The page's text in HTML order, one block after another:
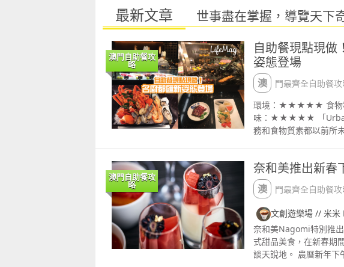
最新文章 世事盡在掌握，導覽天下
澳門自助餐攻
略
自助餐現點現
姿態登場
澳門最齊全自助餐
環境：★★★★★ 食
味：★★★★★ 「Urban
務和食物質素都以前所
片皮鴨、黑松露卡邦尼
廚即場炮製！另外，基
的容器分開裝好，客人
就會有專人把食物送到
編帶大家去看看吧！ 刺
魚、甜蝦、鯖魚 熟食區
四川麻婆豆腐等，都是
照人頭先送上凍海鮮拼
澳門自助餐攻
略
奈和美推出新春
澳門最齊全自助餐
文創遊樂場 // 米
奈和美Nagomi特別推
式甜品美食，在新春期
談天說地。 農曆新年下